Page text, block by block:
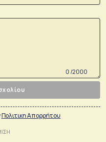
0 /2000
Πολιτικη Απορρήτου